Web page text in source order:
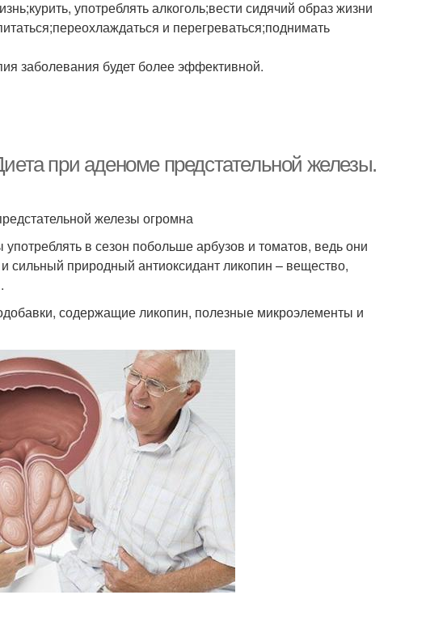
употреблять алкоголь;вести сидячий образ жизни
и перегреваться;поднимать
заболевания будет более эффективной.
при аденоме предстательной железы.
железы огромна
в сезон побольше арбузов и томатов, ведь они
сильный природный антиоксидант ликопин – вещество,
содержащие ликопин, полезные микроэлементы и